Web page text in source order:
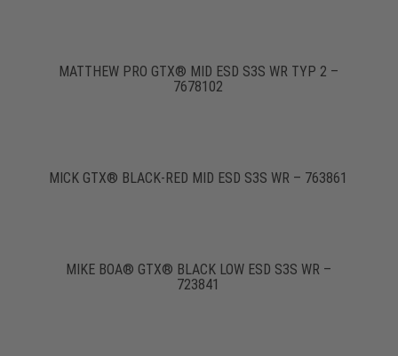
MATTHEW PRO GTX® MID ESD S3S WR TYP 2 –
7678102
MICK GTX® BLACK-RED MID ESD S3S WR – 763861
MIKE BOA® GTX® BLACK LOW ESD S3S WR –
723841